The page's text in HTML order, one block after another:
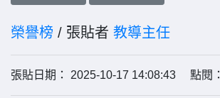
榮譽榜 / 張貼者 教導主任
張貼日期： 2025-10-17 14:08:43 點閱：